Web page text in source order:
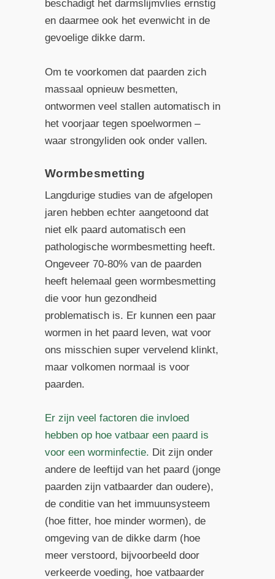
beschadigt het darmslijmvlies ernstig
en daarmee ook het evenwicht in de
gevoelige dikke darm.
Om te voorkomen dat paarden zich
massaal opnieuw besmetten,
ontwormen veel stallen automatisch in
het voorjaar tegen spoelwormen –
waar strongyliden ook onder vallen.
Wormbesmetting
Langdurige studies van de afgelopen
jaren hebben echter aangetoond dat
niet elk paard automatisch een
pathologische wormbesmetting heeft.
Ongeveer 70-80% van de paarden
heeft helemaal geen wormbesmetting
die voor hun gezondheid
problematisch is. Er kunnen een paar
wormen in het paard leven, wat voor
ons misschien super vervelend klinkt,
maar volkomen normaal is voor
paarden.
Er zijn veel factoren die invloed
hebben op hoe vatbaar een paard is
voor een worminfectie. Dit zijn onder
andere de leeftijd van het paard (jonge
paarden zijn vatbaarder dan oudere),
de conditie van het immuunsysteem
(hoe fitter, hoe minder wormen), de
omgeving van de dikke darm (hoe
meer verstoord, bijvoorbeeld door
verkeerde voeding, hoe vatbaarder